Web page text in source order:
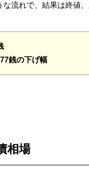
流れで、結果は終値、
銭の下げ幅
相場